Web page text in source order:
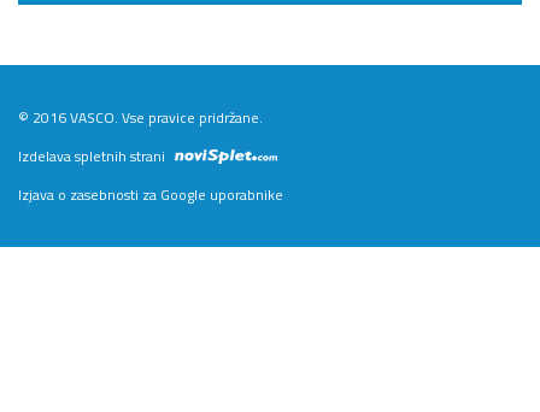
© 2016 VASCO. Vse pravice pridržane.
Izdelava spletnih strani
Izjava o zasebnosti za Google uporabnike